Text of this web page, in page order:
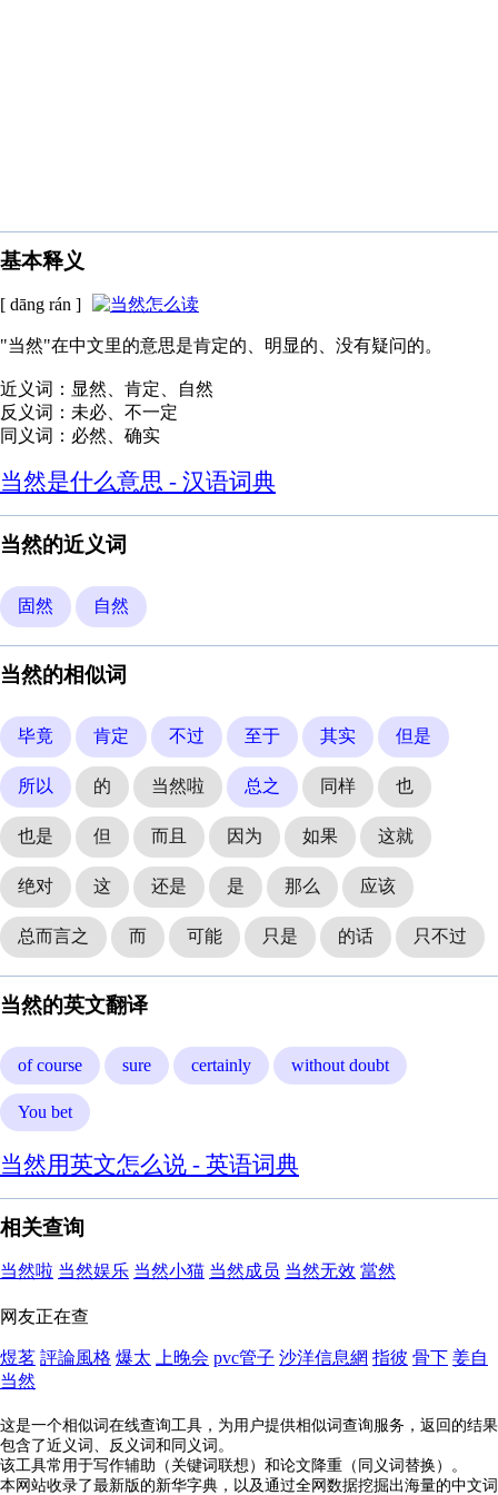
基本释义
[ dāng rán ]
"当然"在中文里的意思是肯定的、明显的、没有疑问的。
近义词：显然、肯定、自然
反义词：未必、不一定
同义词：必然、确实
当然是什么意思 - 汉语词典
当然的近义词
固然 自然
当然的相似词
毕竟 肯定 不过 至于 其实 但是
所以 的 当然啦 总之 同样 也
也是 但 而且 因为 如果 这就
绝对 这 还是 是 那么 应该
总而言之 而 可能 只是 的话 只不过
当然的英文翻译
of course sure certainly without doubt
You bet
当然用英文怎么说 - 英语词典
相关查询
当然啦 当然娱乐 当然小猫 当然成员 当然无效 當然
网友正在查
煜茗 評論風格 爆太 上晚会 pvc管子 沙洋信息網 指彼 骨下 姜自
当然
这是一个相似词在线查询工具，为用户提供相似词查询服务，返回的结果
包含了近义词、反义词和同义词。
该工具常用于写作辅助（关键词联想）和论文降重（同义词替换）。
本网站收录了最新版的新华字典，以及通过全网数据挖掘出海量的中文词